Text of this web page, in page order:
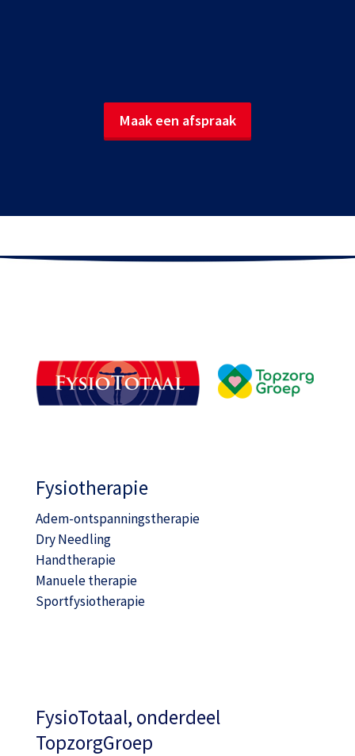
Maak een afspraak
Fysiotherapie
Adem-ontspanningstherapie
Dry Needling
Handtherapie
Manuele therapie
Sportfysiotherapie
FysioTotaal, onderdeel
TopzorgGroep